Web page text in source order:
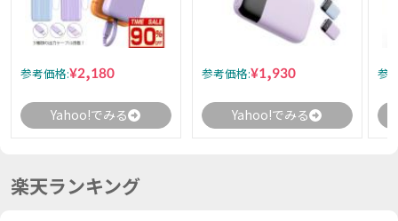
参考価格:¥2,180
Yahoo!でみる
参考価格:¥1,930
Yahoo!でみる
参
楽天ランキング